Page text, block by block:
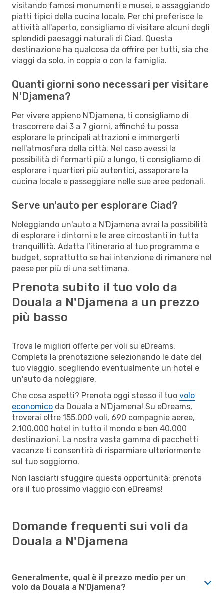
visitando famosi monumenti e musei, e assaggiando
piatti tipici della cucina locale. Per chi preferisce le
attività all'aperto, consigliamo di visitare alcuni degli
splendidi paesaggi naturali di Ciad. Questa
destinazione ha qualcosa da offrire per tutti, sia che
viaggi da solo, in coppia o con la famiglia.
Quanti giorni sono necessari per visitare
N'Djamena?
Per vivere appieno N'Djamena, ti consigliamo di
trascorrere dai 3 a 7 giorni, affinché tu possa
esplorare le principali attrazioni e immergerti
nell'atmosfera della città. Nel caso avessi la
possibilità di fermarti più a lungo, ti consigliamo di
esplorare i quartieri più autentici, assaporare la
cucina locale e passeggiare nelle sue aree pedonali.
Serve un'auto per esplorare Ciad?
Noleggiando un'auto a N'Djamena avrai la possibilità
di esplorare i dintorni e le aree circostanti in tutta
tranquillità. Adatta l’itinerario al tuo programma e
budget, soprattutto se hai intenzione di rimanere nel
paese per più di una settimana.
Prenota subito il tuo volo da
Douala a N'Djamena a un prezzo
più basso
Trova le migliori offerte per voli su eDreams.
Completa la prenotazione selezionando le date del
tuo viaggio, scegliendo eventualmente un hotel e
un'auto da noleggiare.
Che cosa aspetti? Prenota oggi stesso il tuo volo
economico da Douala a N'Djamena! Su eDreams,
troverai oltre 155.000 voli, 690 compagnie aeree,
2.100.000 hotel in tutto il mondo e ben 40.000
destinazioni. La nostra vasta gamma di pacchetti
vacanze ti consentirà di risparmiare ulteriormente
sul tuo soggiorno.
Non lasciarti sfuggire questa opportunità: prenota
ora il tuo prossimo viaggio con eDreams!
Domande frequenti sui voli da
Douala a N'Djamena
Generalmente, qual è il prezzo medio per un
volo da Douala a N'Djamena?